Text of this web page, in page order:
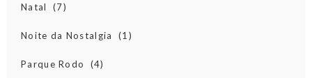
Natal (7)
Noite da Nostalgia (1)
Parque Rodo (4)